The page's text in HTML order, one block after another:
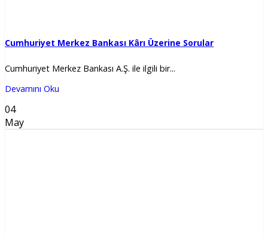
Cumhuriyet Merkez Bankası Kârı Üzerine Sorular
Cumhuriyet Merkez Bankası A.Ş. ile ilgili bir...
Devamını Oku
04
May